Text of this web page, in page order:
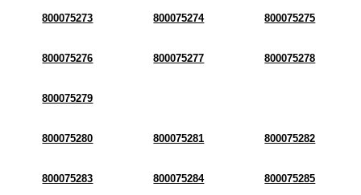
800075273 800075274 800075275
800075276 800075277 800075278
800075279
800075280 800075281 800075282
800075283 800075284 800075285